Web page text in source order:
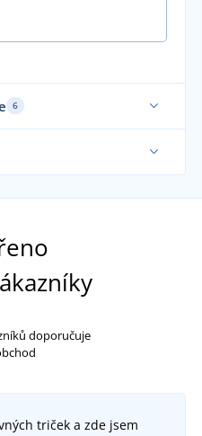
6
doporučuje
triček a zde jsem